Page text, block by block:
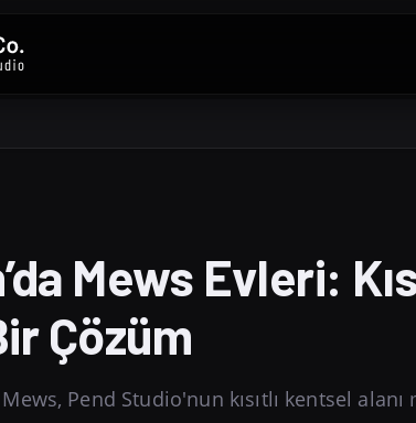
Mews Evleri:
Çözüm
Pend Studio'nun kısıtlı kentsel